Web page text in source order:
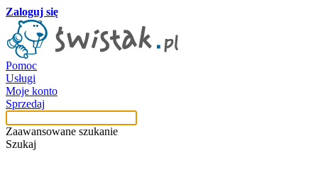
Zaloguj się
Pomoc
Usługi
Moje konto
Sprzedaj
Zaawansowane szukanie
Szukaj